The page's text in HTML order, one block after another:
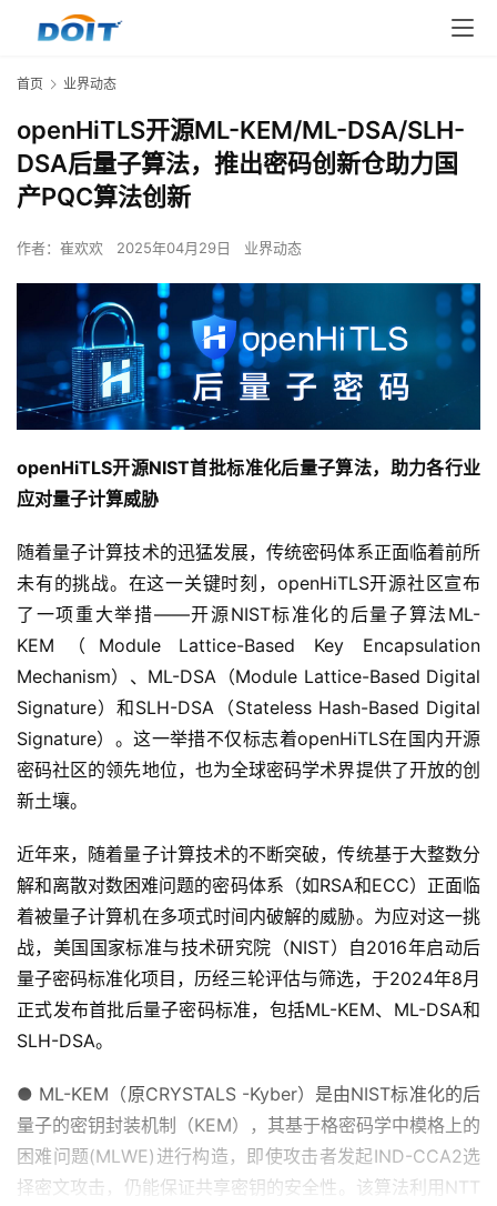
首页 业界动态
openHiTLS开源ML-KEM/ML-DSA/SLH-
DSA后量子算法，推出密码创新仓助力国
产PQC算法创新
作者： 崔欢欢 2025年04月29日 业界动态
openHiTLS开源NIST首批标准化后量子算法，助力各行业
应对量子计算威胁
随着量子计算技术的迅猛发展，传统密码体系正面临着前所
未有的挑战。在这一关键时刻，openHiTLS开源社区宣布
了一项重大举措——开源NIST标准化的后量子算法ML-
KEM（Module Lattice-Based Key Encapsulation
Mechanism）、ML-DSA（Module Lattice-Based Digital
Signature）和SLH-DSA（Stateless Hash-Based Digital
Signature）。这一举措不仅标志着openHiTLS在国内开源
密码社区的领先地位，也为全球密码学术界提供了开放的创
新土壤。
近年来，随着量子计算技术的不断突破，传统基于大整数分
解和离散对数困难问题的密码体系（如RSA和ECC）正面临
着被量子计算机在多项式时间内破解的威胁。为应对这一挑
战，美国国家标准与技术研究院（NIST）自2016年启动后
量子密码标准化项目，历经三轮评估与筛选，于2024年8月
正式发布首批后量子密码标准，包括ML-KEM、ML-DSA和
SLH-DSA。
● ML-KEM（原CRYSTALS -Kyber）是由NIST标准化的后
量子的密钥封装机制（KEM），其基于格密码学中模格上的
困难问题(MLWE)进行构造，即使攻击者发起IND-CCA2选
择密文攻击，仍能保证共享密钥的安全性。该算法利用NTT